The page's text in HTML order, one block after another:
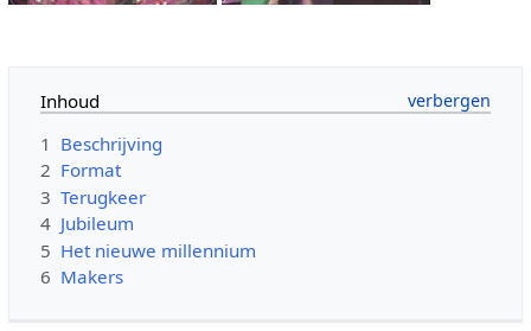
Inhoud
1 Beschrijving
2 Format
3 Terugkeer
4 Jubileum
5 Het nieuwe millennium
6 Makers